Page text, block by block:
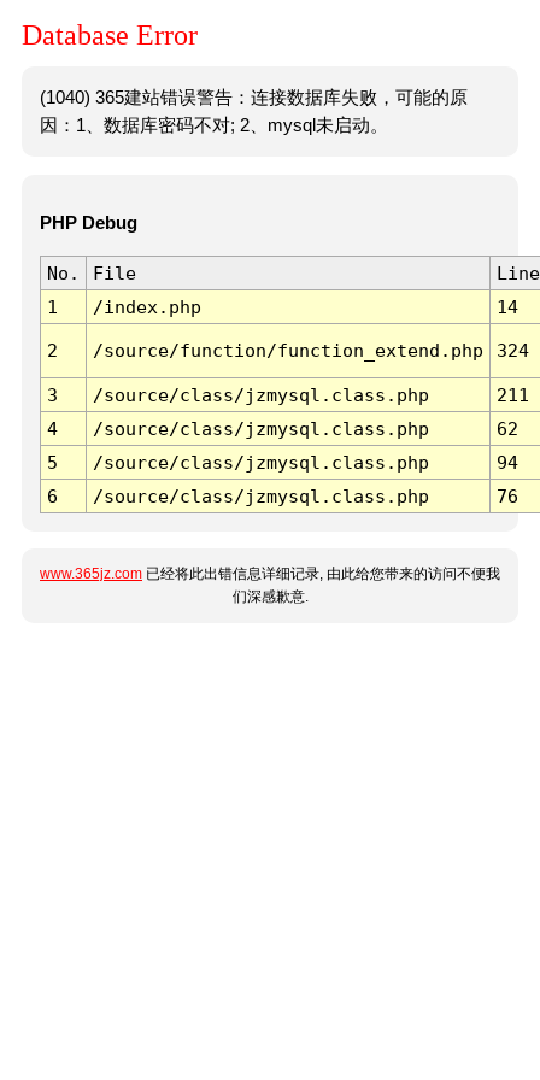
Database Error
(1040) 365建站错误警告：连接数据库失败，可能的原
因：1、数据库密码不对; 2、mysql未启动。
PHP Debug
No. File
Line
1
/index.php 14
2 /source/function/function_extend.php 324
3 /source/class/jzmysql.class.php
211
4
/source/class/jzmysql.class.php
62
5
/source/class/jzmysql.class.php
94
6
/source/class/jzmysql.class.php 76
www.365jz.com 已经将此出错信息详细记录, 由此给您带来的访问不便我
们深感歉意.